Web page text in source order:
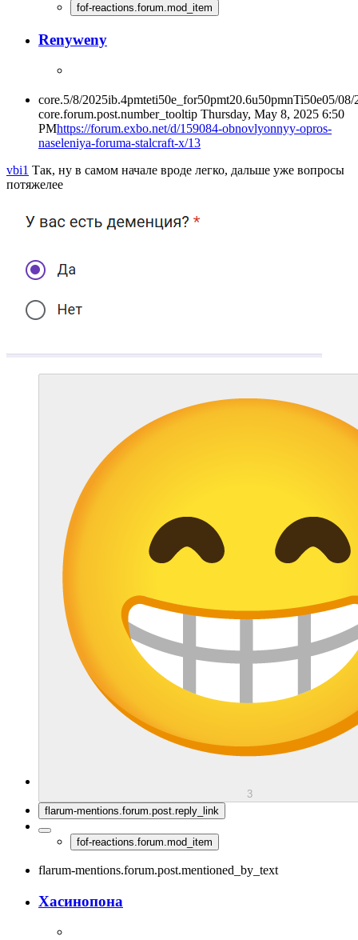
fof-reactions.forum.mod_item
Renyweny
core.5/8/2025ib.4pmteti50e_for50pmt20.6u50pmnTi50e05/08/
core.forum.post.number_tooltip Thursday, May 8, 2025 6:50
PMhttps://forum.exbo.net/d/159084-obnovlyonnyy-opros-
naseleniya-foruma-stalcraft-x/13
vbi1 Так, ну в самом начале вроде легко, дальше уже вопросы
потяжелее
3
flarum-mentions.forum.post.reply_link
fof-reactions.forum.mod_item
flarum-mentions.forum.post.mentioned_by_text
Хасинопона